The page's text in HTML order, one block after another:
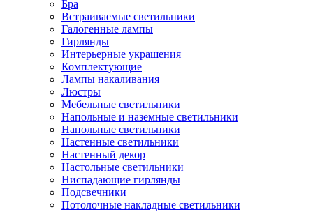
Бра
Встраиваемые светильники
Галогенные лампы
Гирлянды
Интерьерные украшения
Комплектующие
Лампы накаливания
Люстры
Мебельные светильники
Напольные и наземные светильники
Напольные светильники
Настенные светильники
Настенный декор
Настольные светильники
Ниспадающие гирлянды
Подсвечники
Потолочные накладные светильники